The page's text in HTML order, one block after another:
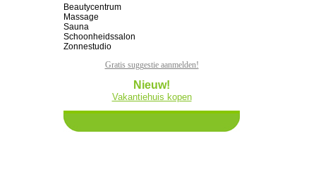
Beautycentrum
Massage
Sauna
Schoonheidssalon
Zonnestudio
Gratis suggestie aanmelden!
Nieuw!
Vakantiehuis kopen